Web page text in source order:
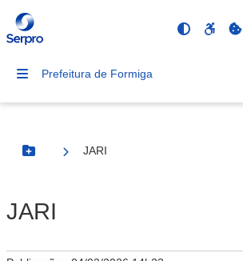
Prefeitura de Formiga
Botão Menu
JARI
JARI